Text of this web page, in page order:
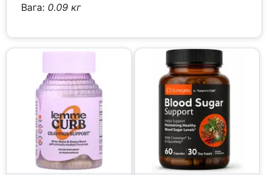
Вага: 0.09 кг